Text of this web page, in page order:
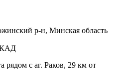
р-н, Минская область
рядом с аг. Раков, 29 км от